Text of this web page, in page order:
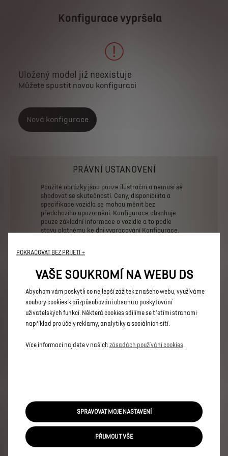
Konfigurace vypršela
Uložený model již neexistuje
Můžete spustit novou konfiguraci
Nová konfigurace
PRÁVNÍ USTANOVENÍ
Použité obrázky jsou pouze ilustrační a nemusí se
shodovat se skutečností. Ceny, disponibilita a
specifikace vozidla se mohou měnit bez
předchozího upozornění. Konfigurace obsahuje
pouze základní informace o vozidle a to podle
stavu platnému ke dni vypracování Konfigurace.
vozidla
příplatkovou výbavu.
charakteru, aniž by tato skutečnost byla u
standardní výbavy a technických údajů naleznete v
aktuálním Ceníku.
DS 7
DS 3
POKRAČOVAT BEZ PŘIJETÍ →
VAŠE SOUKROMÍ NA WEBU DS
Abychom vám poskytli co nejlepší zážitek z našeho webu, využíváme
soubory cookies k přizpůsobování obsahu a poskytování
uživatelských funkcí. Některá cookies sdílíme se třetími stranami
například pro účely reklamy, analytiky a sociálních sítí.
Více informací najdete v našich zásadách používání cookies
SPRAVOVAT MOJE NASTAVENÍ
PŘIJMOUT VŠE